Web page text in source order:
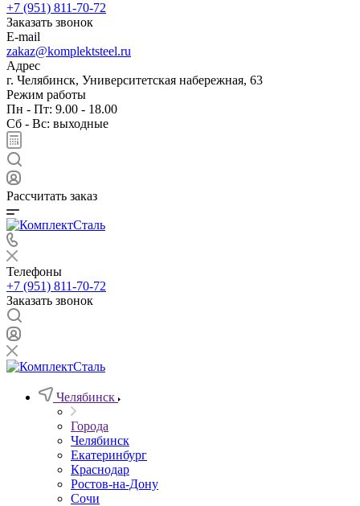
+7 (951) 811-70-72
Заказать звонок
E-mail
zakaz@komplektsteel.ru
Адрес
г. Челябинск, Университетская набережная, 63
Режим работы
Пн - Пт: 9.00 - 18.00
Сб - Вс: выходные
Рассчитать заказ
Телефоны
+7 (951) 811-70-72
Заказать звонок
Челябинск
Города
Челябинск
Екатеринбург
Краснодар
Ростов-на-Дону
Сочи